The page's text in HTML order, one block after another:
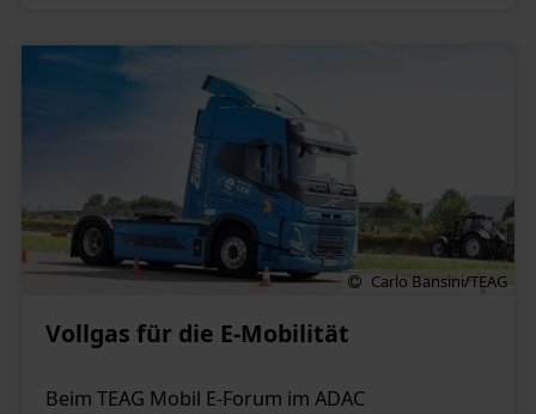
Carlo Bansini/TEAG
Vollgas für die E-Mobilität
Beim TEAG Mobil E-Forum im ADAC